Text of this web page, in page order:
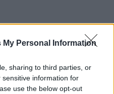
My Personal Information
sharing to third parties, or
information for
use the below opt-out